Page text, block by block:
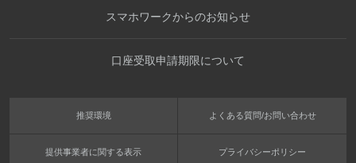
スマホワークからのお知らせ
口座受取申請期限について
推奨環境 よくある質問/お問い合わせ
提供事業者に関する表示 プライバシーポリシー